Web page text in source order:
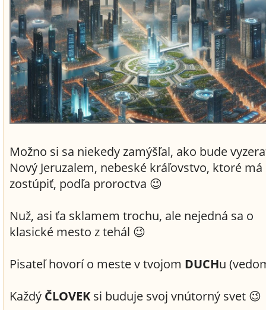
Možno si sa niekedy zamýšľal, ako bude
Nový Jeruzalem, nebeské kráľovstvo, ktoré má
zostúpiť, podľa proroctva 😉
Nuž, asi ťa sklamem trochu, ale nejedná sa o
klasické mesto z tehál 😉
Pisateľ hovorí o meste v tvojom DUCHu
Každý ČLOVEK si buduje svoj vnútorný svet 😉